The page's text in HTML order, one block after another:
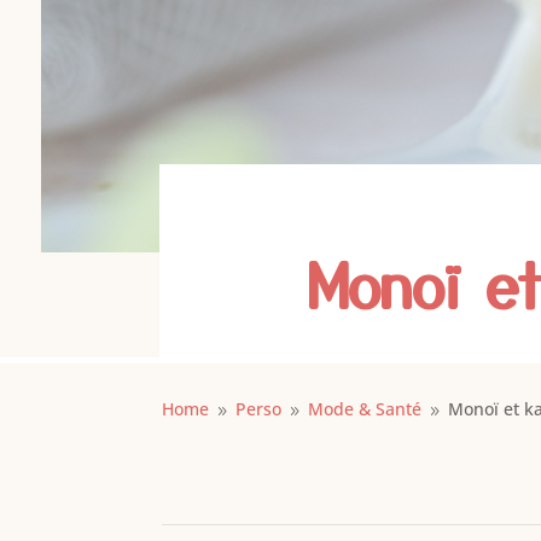
Monoï
Home 9 Perso 9 Mode & Santé 9 Monoï et